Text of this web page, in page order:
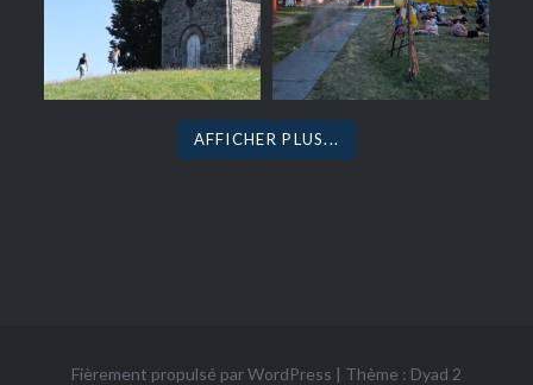
AFFICHER PLUS...
Fièrement propulsé par WordPress | Thème : Dyad 2